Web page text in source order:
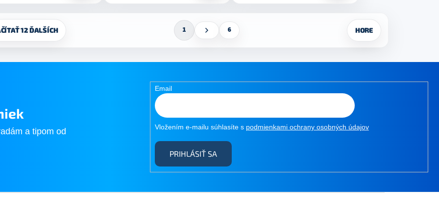
12 ĎALŠÍCH
S
t
r
k
v
1 6 HORE
a tipom od
Email
Vložením e-mailu súhlasíte s podmienkami ochrany osobných údajov
PRIHLÁSIŤ SA